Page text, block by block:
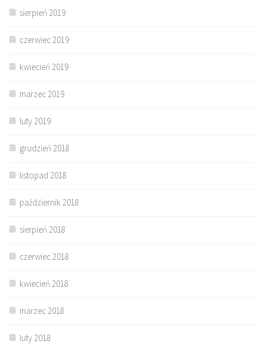
sierpień 2019
czerwiec 2019
kwiecień 2019
marzec 2019
luty 2019
grudzień 2018
listopad 2018
październik 2018
sierpień 2018
czerwiec 2018
kwiecień 2018
marzec 2018
luty 2018